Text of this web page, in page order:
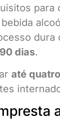
para
dura
90 dias.
até